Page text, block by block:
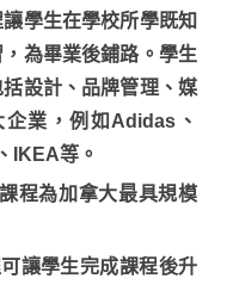
學生在學校所學既知
為畢業後鋪路。學生
設計、品牌管理、媒
業，例如Adidas、
IKEA等。
程為加拿大最具規模
讓學生完成課程後升